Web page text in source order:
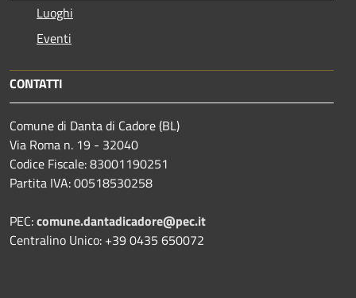
Luoghi
Eventi
CONTATTI
Comune di Danta di Cadore (BL)
Via Roma n. 19 - 32040
Codice Fiscale: 83001190251
Partita IVA: 00518530258
PEC:comune.dantadicadore@pec.it
Centralino Unico: +39 0435 650072